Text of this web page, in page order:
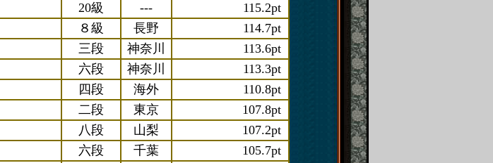
20級 ---
115.2pt
８級 長野
114.7pt
三段 神奈川
113.6pt
六段 神奈川
113.3pt
四段 海外
110.8pt
二段 東京
107.8pt
八段 山梨
107.2pt
六段 千葉
105.7pt